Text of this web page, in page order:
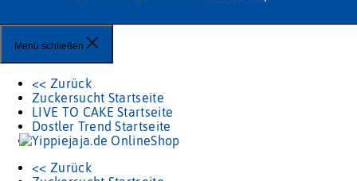
Menü schließen
<< Zurück
Zuckersucht Startseite
LIVE TO CAKE Startseite
Dostler Trend Startseite
<< Zurück